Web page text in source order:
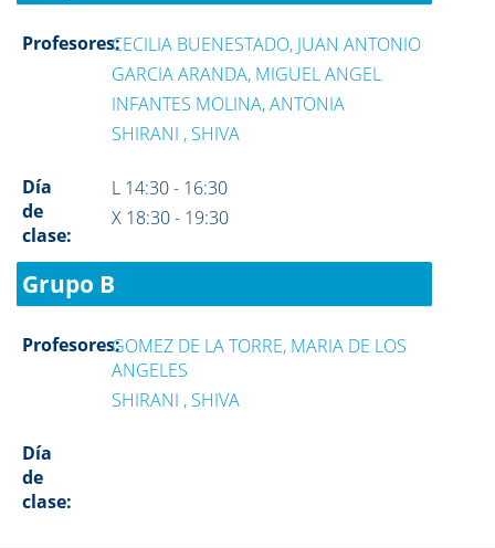
Profesores:CECILIA BUENESTADO, JUAN ANTONIO
GARCIA ARANDA, MIGUEL ANGEL
INFANTES MOLINA, ANTONIA
SHIRANI , SHIVA
Día
de
clase:
L 14:30 - 16:30
X 18:30 - 19:30
Grupo B
Profesores:GOMEZ DE LA TORRE, MARIA DE LOS
ANGELES
SHIRANI , SHIVA
Día
de
clase: